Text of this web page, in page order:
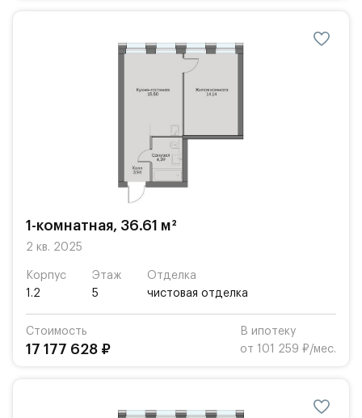
1-комнатная, 36.61 м²
2 кв. 2025
Корпус
1.2
Этаж
5
Отделка
чистовая отделка
Стоимость
17 177 628 ₽
В ипотеку
от 101 259 ₽/мес.